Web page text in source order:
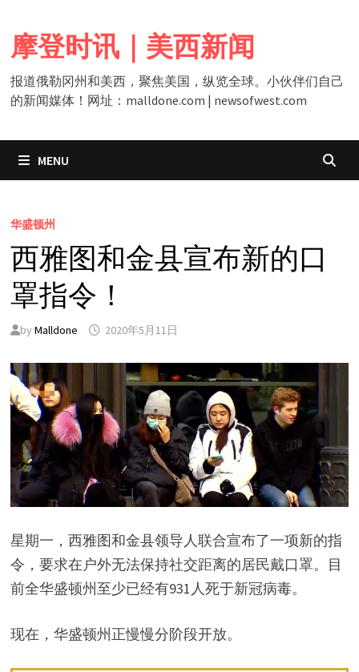
content
摩登时讯｜美西新闻
报道俄勒冈州和美西，聚焦美国，纵览全球。小伙伴们自己
的新闻媒体！网址：malldone.com | newsofwest.com
MENU
华盛顿州
西雅图和金县宣布新的口
罩指令！
by Malldone 2020年5月11日
星期一，西雅图和金县领导人联合宣布了一项新的指
令，要求在户外无法保持社交距离的居民戴口罩。目
前全华盛顿州至少已经有931人死于新冠病毒。
现在，华盛顿州正慢慢分阶段开放。